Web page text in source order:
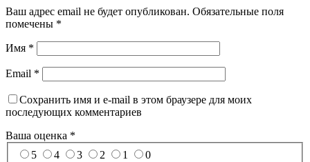
Ваш адрес email не будет опубликован. Обязательные поля
помечены *
Имя *
Email *
Сохранить имя и e-mail в этом браузере для моих
последующих комментариев
Ваша оценка *
5
4 3 2 1 0